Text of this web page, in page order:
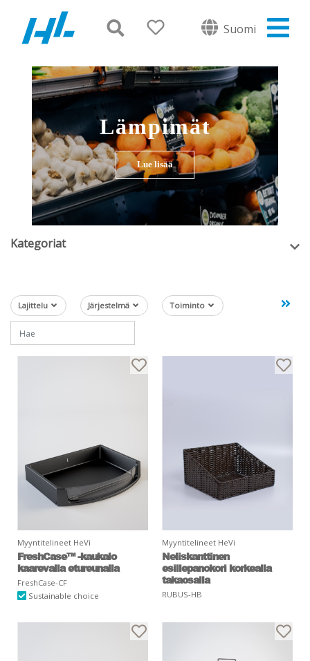
Suomi
Lämpimät
Lue lisää
Kategoriat
Lajittelu Järjestelmä Toiminto
Myyntitelineet HeVi
FreshCase™ -kaukalo
kaarevalla etureunalla
FreshCase-CF
Sustainable choice
Myyntitelineet HeVi
Neliskanttinen
esillepanokori korkealla
takaosalla
RUBUS-HB